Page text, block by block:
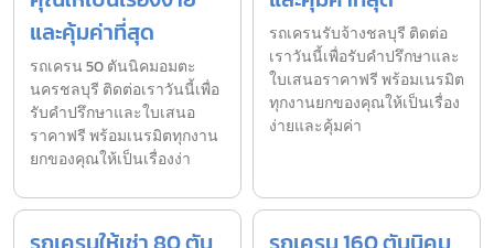
และคุ้มค่าที่สุด
รถเครน 50 ตันนิคมอมตะ
นครชลบุรี ติดต่อเราวันนี้เพื่อ
รับคำปรึกษาและใบเสนอ
ราคาฟรี พร้อมเนรมิตทุกงาน
ยกของคุณให้เป็นเรื่องง่า
รถเครนรับจ้างชลบุรี ติดต่อ
เราวันนี้เพื่อรับคำปรึกษาและ
ใบเสนอราคาฟรี พร้อมเนรมิต
ทุกงานยกของคุณให้เป็นเรื่อง
ง่ายและคุ้มค่า